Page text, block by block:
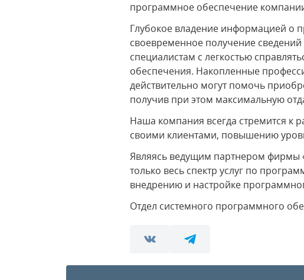
программное обеспечение
Глубокое владение информацией о
своевременное получение
специалистам с легкостью
обеспечения. Накопленные
действительно могут помочь
получив при этом максимальную
Наша компания всегда стремится к
своими клиентами, повышению
Являясь ведущим партнером фирмы
только весь спектр услуг по
внедрению и настройке
Отдел системного программного